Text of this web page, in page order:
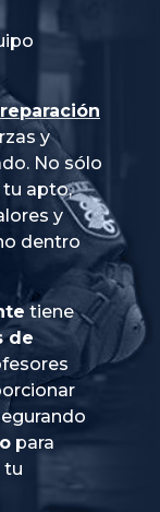
y
. No sólo
apto,
y
dentro
tiene
de
para
tu